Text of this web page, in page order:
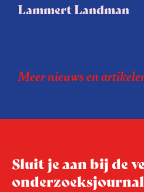
Lammert Landman
Meer nieuws en
Sluit je aan bij de